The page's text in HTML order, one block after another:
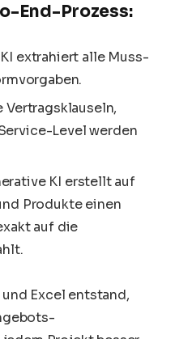
End-Prozess:
extrahiert alle Muss-
Level werden
KI erstellt auf
Produkte einen
auf die
Excel entstand,